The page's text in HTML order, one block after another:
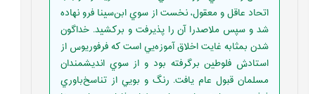
اتحاد عاقل و معقول، نخست از سوي ابن‌سينا فرو نهاده
شد و سپس ملاصدرا آن را پذيرفت و برکشيد. خداگون
شدن بمثابه غايت اخلاق آموزه‌‌يي است که فرفوريوس از
استادش فلوطين برگرفته بود و از سوي انديشمندان
مسلمان قبول عام يافت. رنگ و بويي از تناسخ‌باوري